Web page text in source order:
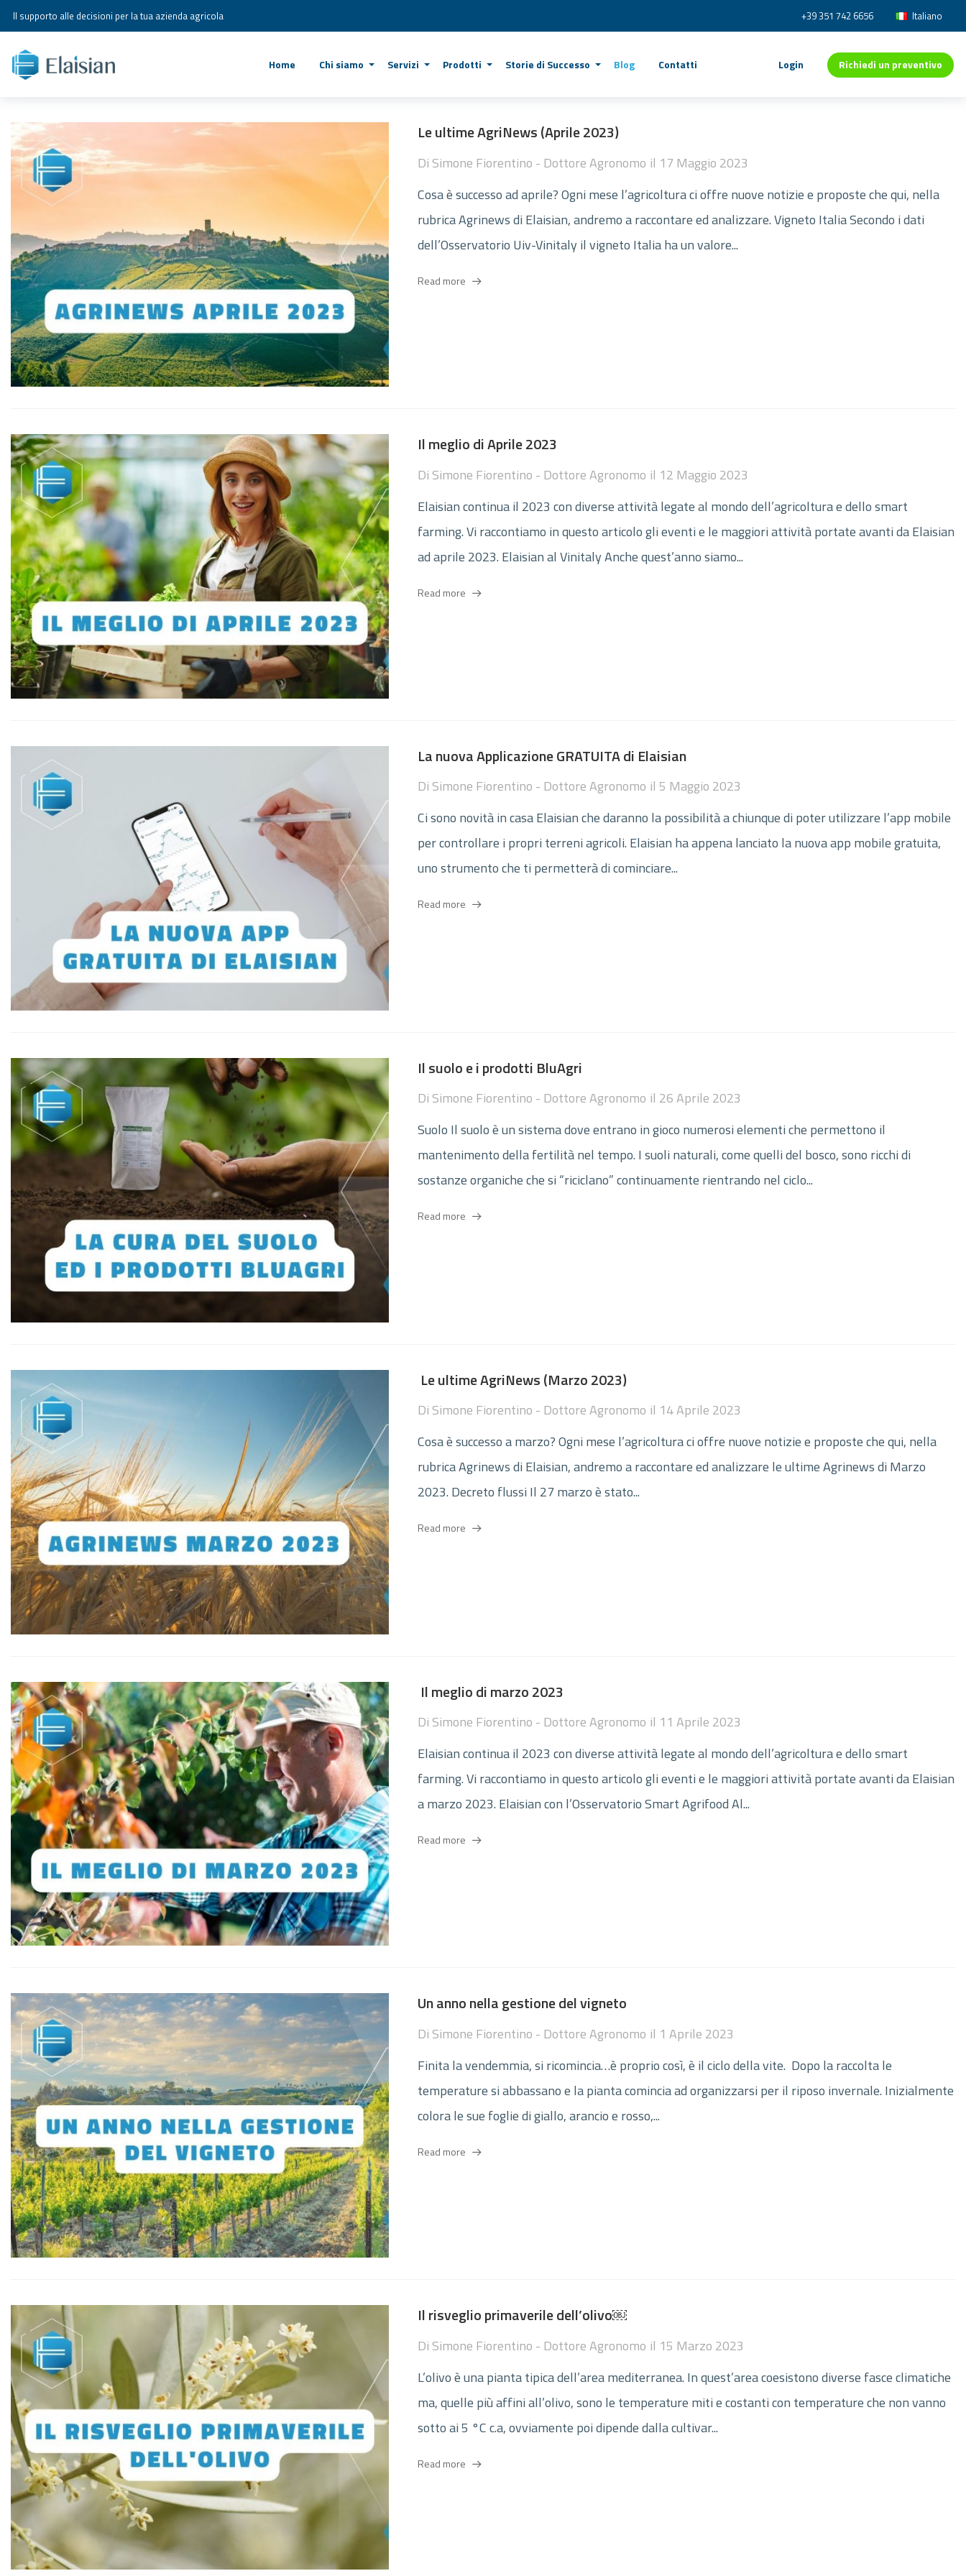
Il supporto alle decisioni per la tua azienda agricola +39 351 742 6656 Italiano
Home Chi siamo Servizi Prodotti Storie di Successo Blog Contatti Login Richiedi un preventivo
Le ultime AgriNews (Aprile 2023)
Di Simone Fiorentino - Dottore Agronomo il 17 Maggio 2023
Cosa è successo ad aprile? Ogni mese l’agricoltura ci offre nuove notizie e proposte che qui, nella
rubrica Agrinews di Elaisian, andremo a raccontare ed analizzare. Vigneto Italia Secondo i dati
dell’Osservatorio Uiv-Vinitaly il vigneto Italia ha un valore...
Read more
Il meglio di Aprile 2023
Di Simone Fiorentino - Dottore Agronomo il 12 Maggio 2023
Elaisian continua il 2023 con diverse attività legate al mondo dell’agricoltura e dello smart
farming. Vi raccontiamo in questo articolo gli eventi e le maggiori attività portate avanti da Elaisian
ad aprile 2023. Elaisian al Vinitaly Anche quest’anno siamo...
Read more
La nuova Applicazione GRATUITA di Elaisian
Di Simone Fiorentino - Dottore Agronomo il 5 Maggio 2023
Ci sono novità in casa Elaisian che daranno la possibilità a chiunque di poter utilizzare l’app mobile
per controllare i propri terreni agricoli. Elaisian ha appena lanciato la nuova app mobile gratuita,
uno strumento che ti permetterà di cominciare...
Read more
Il suolo e i prodotti BluAgri
Di Simone Fiorentino - Dottore Agronomo il 26 Aprile 2023
Suolo Il suolo è un sistema dove entrano in gioco numerosi elementi che permettono il
mantenimento della fertilità nel tempo. I suoli naturali, come quelli del bosco, sono ricchi di
sostanze organiche che si “riciclano” continuamente rientrando nel ciclo...
Read more
Le ultime AgriNews (Marzo 2023)
Di Simone Fiorentino - Dottore Agronomo il 14 Aprile 2023
Cosa è successo a marzo? Ogni mese l’agricoltura ci offre nuove notizie e proposte che qui, nella
rubrica Agrinews di Elaisian, andremo a raccontare ed analizzare le ultime Agrinews di Marzo
2023. Decreto flussi Il 27 marzo è stato...
Read more
Il meglio di marzo 2023
Di Simone Fiorentino - Dottore Agronomo il 11 Aprile 2023
Elaisian continua il 2023 con diverse attività legate al mondo dell’agricoltura e dello smart
farming. Vi raccontiamo in questo articolo gli eventi e le maggiori attività portate avanti da Elaisian
a marzo 2023. Elaisian con l’Osservatorio Smart Agrifood Al...
Read more
Un anno nella gestione del vigneto
Di Simone Fiorentino - Dottore Agronomo il 1 Aprile 2023
Finita la vendemmia, si ricomincia…è proprio così, è il ciclo della vite. Dopo la raccolta le
temperature si abbassano e la pianta comincia ad organizzarsi per il riposo invernale. Inizialmente
colora le sue foglie di giallo, arancio e rosso,...
Read more
Il risveglio primaverile dell’olivo￼
Di Simone Fiorentino - Dottore Agronomo il 15 Marzo 2023
L’olivo è una pianta tipica dell’area mediterranea. In quest’area coesistono diverse fasce climatiche
ma, quelle più affini all’olivo, sono le temperature miti e costanti con temperature che non vanno
sotto ai 5 °C c.a, ovviamente poi dipende dalla cultivar...
Read more